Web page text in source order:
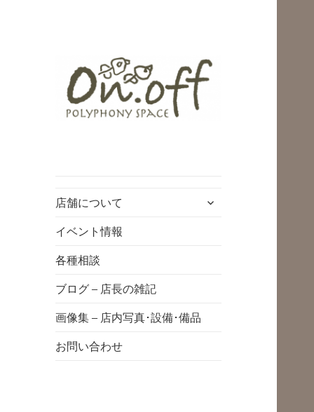
オフ | 子どもと一
緒にいながら自分
時間を*広島の託児
付きリフレッシュ
空間・コワーキン
グスペース・シェ
アスペース・レン
店舗について
サ
展
開
イベント情報
各種相談
ブログ – 店長の雑記
画像集 – 店内写真･設備･備品
お問い合わせ